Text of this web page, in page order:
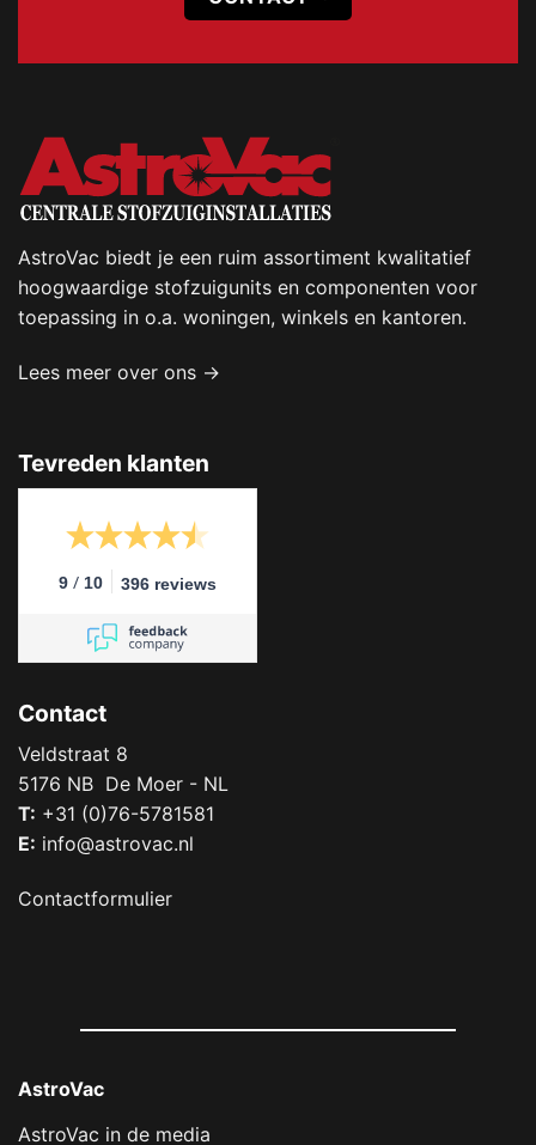
AstroVac biedt je een ruim assortiment kwalitatief
hoogwaardige stofzuigunits en componenten voor
toepassing in o.a. woningen, winkels en kantoren.
Lees meer over ons →
Tevreden klanten
9 / 10 396 reviews
Contact
Veldstraat 8
5176 NB De Moer - NL
T: +31 (0)76-5781581
E: info@astrovac.nl
Contactformulier
AstroVac
AstroVac in de media